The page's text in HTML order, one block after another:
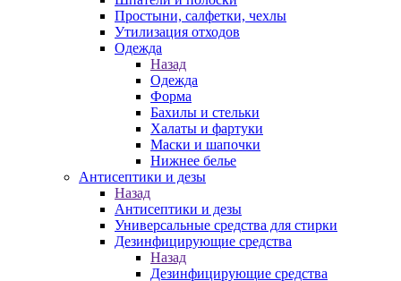
Простыни, салфетки, чехлы
Утилизация отходов
Одежда
Назад
Одежда
Форма
Бахилы и стельки
Халаты и фартуки
Маски и шапочки
Нижнее белье
Антисептики и дезы
Назад
Антисептики и дезы
Универсальные средства для стирки
Дезинфицирующие средства
Назад
Дезинфицирующие средства